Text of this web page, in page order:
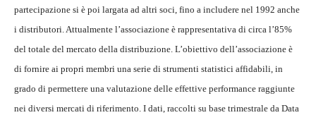
partecipazione si è poi largata ad altri soci, fino a includere nel 1992 anche
i distributori. Attualmente l’associazione è rappresentativa di circa l’85%
del totale del mercato della distribuzione. L’obiettivo dell’associazione è
di fornire ai propri membri una serie di strumenti statistici affidabili, in
grado di permettere una valutazione delle effettive performance raggiunte
nei diversi mercati di riferimento. I dati, raccolti su base trimestrale da Data